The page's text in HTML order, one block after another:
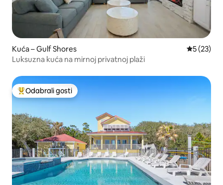
Kuća – Gulf Shores Prosječna
5 (23)
Luksuzna kuća na mirnoj privatnoj plaži
Među najviše rangiranima s oznakom „Odabrali gosti”
Odabrali gosti